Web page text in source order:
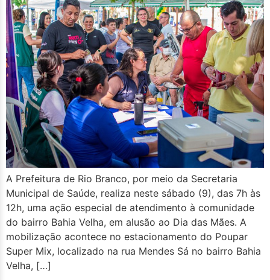
A Prefeitura de Rio Branco, por meio da Secretaria
Municipal de Saúde, realiza neste sábado (9), das 7h às
12h, uma ação especial de atendimento à comunidade
do bairro Bahia Velha, em alusão ao Dia das Mães. A
mobilização acontece no estacionamento do Poupar
Super Mix, localizado na rua Mendes Sá no bairro Bahia
Velha, […]